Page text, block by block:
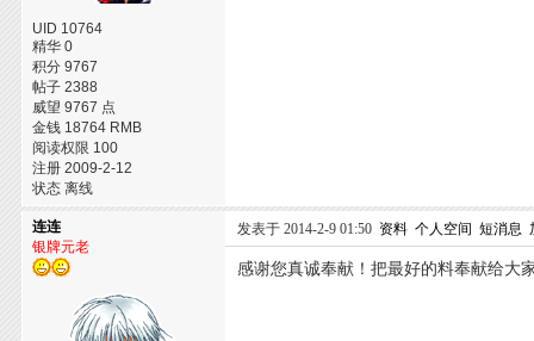
UID 10764
精华 0
积分 9767
帖子 2388
威望 9767 点
金钱 18764 RMB
阅读权限 100
注册 2009-2-12
状态 离线
连连
银牌元老
发表于 2014-2-9 01:50 资料 个人空间 短消息
感谢您真诚奉献！把最好的料奉献给大